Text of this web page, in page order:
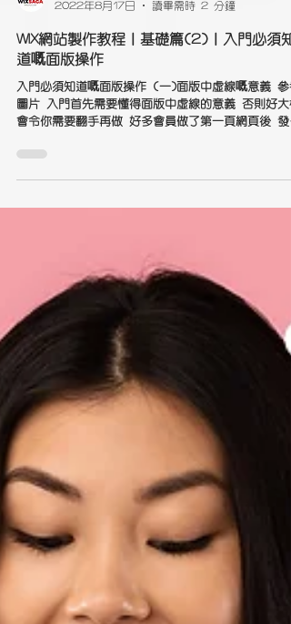
WIXSAGA
2022年8月17日
讀畢需時 2 分鐘
WIX網站製作教程｜基礎篇(2)｜入門必須知
道嘅面版操作
入門必須知道嘅面版操作 (一)面版中虛線嘅意義 參
圖片 入門首先需要懂得面版中虛線的意義 否則好大
當用其他電腦查看時 畫面走了出界外 這是因為不同